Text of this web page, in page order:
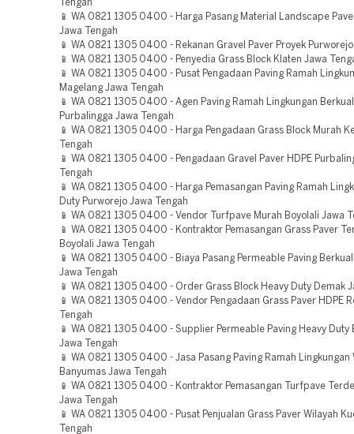
Tengah
📱 WA 0821 1305 0400 - Harga Pasang Material Landscape
Jawa Tengah
📱 WA 0821 1305 0400 - Rekanan Gravel Paver Proyek
📱 WA 0821 1305 0400 - Penyedia Grass Block Klaten Jawa
📱 WA 0821 1305 0400 - Pusat Pengadaan Paving Ramah
Magelang Jawa Tengah
📱 WA 0821 1305 0400 - Agen Paving Ramah Lingkungan
Purbalingga Jawa Tengah
📱 WA 0821 1305 0400 - Harga Pengadaan Grass Block Murah
Tengah
📱 WA 0821 1305 0400 - Pengadaan Gravel Paver HDPE
Tengah
📱 WA 0821 1305 0400 - Harga Pemasangan Paving Ramah
Duty Purworejo Jawa Tengah
📱 WA 0821 1305 0400 - Vendor Turfpave Murah Boyolali Jawa
📱 WA 0821 1305 0400 - Kontraktor Pemasangan Grass Paver
Boyolali Jawa Tengah
📱 WA 0821 1305 0400 - Biaya Pasang Permeable Paving
Jawa Tengah
📱 WA 0821 1305 0400 - Order Grass Block Heavy Duty Demak
📱 WA 0821 1305 0400 - Vendor Pengadaan Grass Paver HDPE
Tengah
📱 WA 0821 1305 0400 - Supplier Permeable Paving Heavy Duty
Jawa Tengah
📱 WA 0821 1305 0400 - Jasa Pasang Paving Ramah Lingkungan
Banyumas Jawa Tengah
📱 WA 0821 1305 0400 - Kontraktor Pemasangan Turfpave
Jawa Tengah
📱 WA 0821 1305 0400 - Pusat Penjualan Grass Paver Wilayah
Tengah